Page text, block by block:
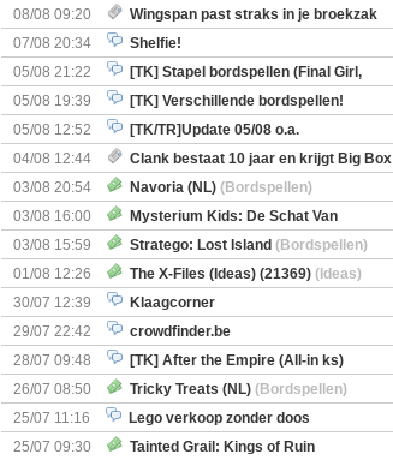
08/08 09:20
Wingspan past straks in je broekzak
07/08 20:34
Shelfie!
05/08 21:22
[TK] Stapel bordspellen (Final Girl,
Nemesis Retaliation, Zombicide Invader)
05/08 19:39
[TK] Verschillende bordspellen!
05/08 12:52
[TK/TR]Update 05/08 o.a.
Prijsverlagingen, Imperium Horizons, 20 Strong
04/08 12:44
Clank bestaat 10 jaar en krijgt Big Box
+ nieuwe uitbreiding
03/08 20:54 Navoria (NL) (Bordspellen)
03/08 16:00
Mysterium Kids: De Schat Van
Kapitein Boe
(Bordspellen)
03/08 15:59 Stratego: Lost Island (Bordspellen)
01/08 12:26
The X-Files (Ideas) (21369) (Ideas)
30/07 12:39
Klaagcorner
29/07 22:42
crowdfinder.be
28/07 09:48
[TK] After the Empire (All-in ks)
26/07 08:50
Tricky Treats (NL) (Bordspellen)
25/07 11:16
Lego verkoop zonder doos
25/07 09:30
Tainted Grail: Kings of Ruin